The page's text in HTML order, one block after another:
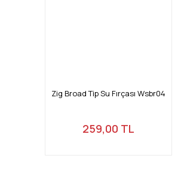
Zig Broad Tip Su Fırçası Wsbr04
259,00 TL